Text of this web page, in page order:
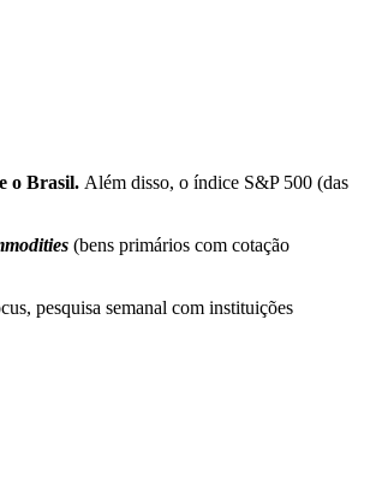
o Brasil. Além disso, o índice S&P 500 (das
(bens primários com cotação
pesquisa semanal com instituições